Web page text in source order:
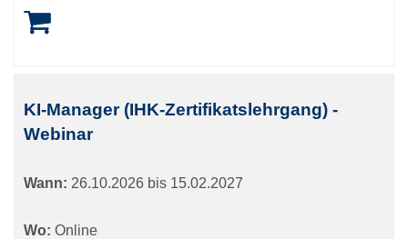
KI-Manager (IHK-Zertifikatslehrgang) -
Webinar
Wann: 26.10.2026 bis 15.02.2027
Wo: Online